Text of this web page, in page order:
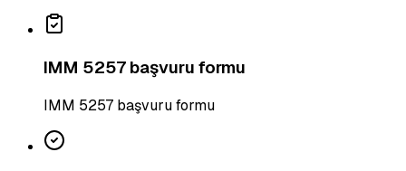
IMM 5257 başvuru formu
IMM 5257 başvuru formu